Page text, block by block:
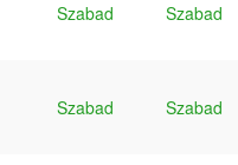
Szabad Szabad
Szabad Szabad